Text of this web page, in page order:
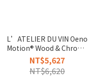
L’ATELIER DU VIN Oeno
Motion® Wood & Chrome
with this vertical lever
corkscrew
NT$5,627
NT$6,620